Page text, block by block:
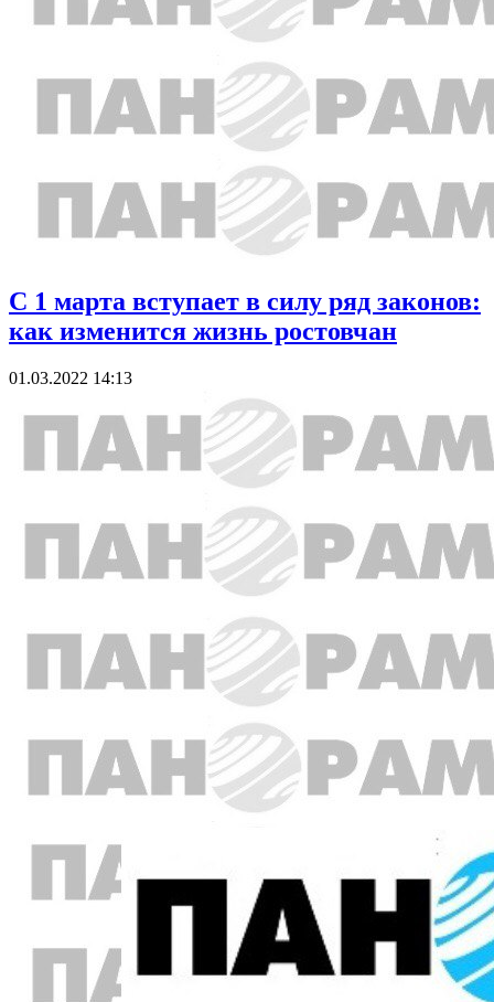
С 1 марта вступает в силу ряд законов:
как изменится жизнь ростовчан
01.03.2022 14:13